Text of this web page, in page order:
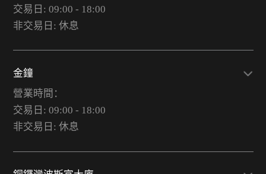
交易日: 09:00 - 18:00
非交易日: 休息
金鐘
營業時間：
交易日: 09:00 - 18:00
非交易日: 休息